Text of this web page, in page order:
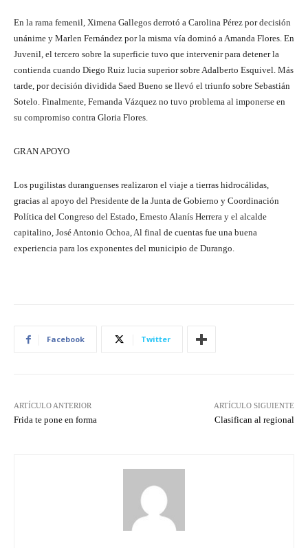
En la rama femenil, Ximena Gallegos derrotó a Carolina Pérez por decisión
unánime y Marlen Fernández por la misma vía dominó a Amanda Flores. En
Juvenil, el tercero sobre la superficie tuvo que intervenir para detener la
contienda cuando Diego Ruiz lucia superior sobre Adalberto Esquivel. Más
tarde, por decisión dividida Saed Bueno se llevó el triunfo sobre Sebastián
Sotelo. Finalmente, Fernanda Vázquez no tuvo problema al imponerse en
su compromiso contra Gloria Flores.
GRAN APOYO
Los pugilistas duranguenses realizaron el viaje a tierras hidrocálidas,
gracias al apoyo del Presidente de la Junta de Gobierno y Coordinación
Política del Congreso del Estado, Ernesto Alanís Herrera y el alcalde
capitalino, José Antonio Ochoa, Al final de cuentas fue una buena
experiencia para los exponentes del municipio de Durango.
Facebook Twitter
ARTÍCULO ANTERIOR
Frida te pone en forma
ARTÍCULO SIGUIENTE
Clasifican al regional